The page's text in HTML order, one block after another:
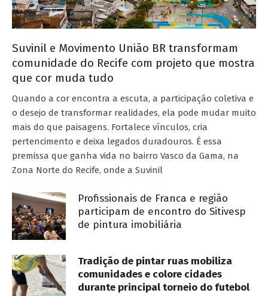
Suvinil e Movimento União BR transformam
comunidade do Recife com projeto que mostra
que cor muda tudo
Quando a cor encontra a escuta, a participação coletiva e
o desejo de transformar realidades, ela pode mudar muito
mais do que paisagens. Fortalece vínculos, cria
pertencimento e deixa legados duradouros. É essa
premissa que ganha vida no bairro Vasco da Gama, na
Zona Norte do Recife, onde a Suvinil
Profissionais de Franca e região
participam de encontro do Sitivesp
de pintura imobiliária
Tradição de pintar ruas mobiliza
comunidades e colore cidades
durante principal torneio do futebol